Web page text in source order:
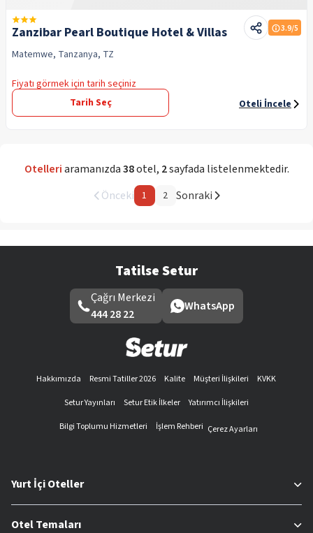
Zanzibar Pearl Boutique Hotel & Villas 3.9/5
Matemwe, Tanzanya, TZ
Fiyatı görmek için tarih seçiniz
Tarih Seç
Oteli İncele
Otelleriaramanızda38otel, 2sayfada listelenmektedir.
Önceki 1 2 Sonraki
Tatilse Setur
Çağrı Merkezi
444 28 22
WhatsApp
Hakkımızda Resmi Tatiller 2026 Kalite Müşteri İlişkileri
KVKK
Setur Yayınları
Setur Etik İlkeler
Yatırımcı İlişkileri
Bilgi Toplumu Hizmetleri
İşlem Rehberi Çerez Ayarları
Yurt İçi Oteller
Otel Temaları